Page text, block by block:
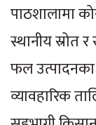
पाठशालामा
स्थानीय स्रोत
फल
व्यावहारिक